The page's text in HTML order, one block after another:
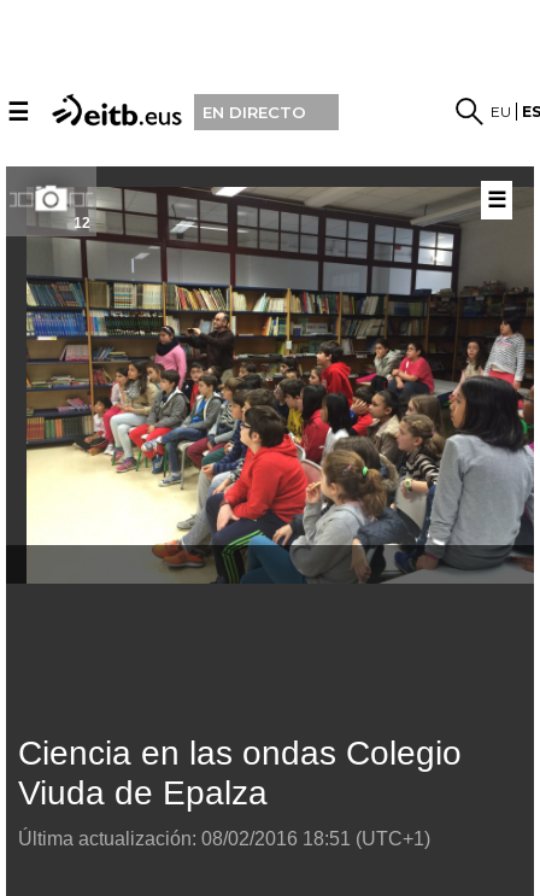
☰ EN DIRECTO EU
12
Ciencia en las ondas Colegio
Viuda de Epalza
Última actualización: 08/02/2016 18:51 (UTC+1)
☰